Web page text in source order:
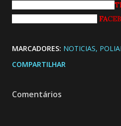
FA
MARCADORES: NOTICIAS
COMPARTILHAR
Comentários